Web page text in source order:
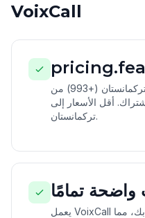
VoixCall
أجرِ مكالمات رخيصة إلى تركمانستان (+993) من
أقل الأسعار إلى
تركمانستان.
تمامًا
يعمل VoixCall بالكامل في متصفح الويب الخاص بك، مما